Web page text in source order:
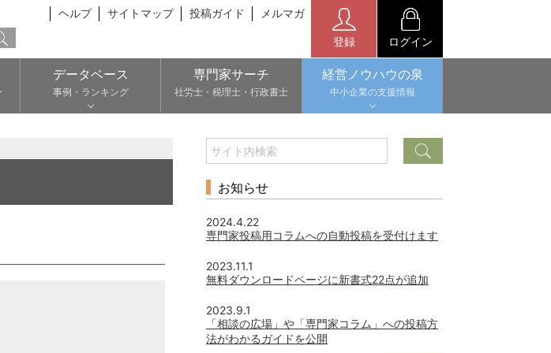
ヘルプ サイトマップ 投稿ガイド メルマガ
登録 ログイン
データベース
事例・ランキング
専門家サーチ
社労士・税理士・行政書士
経営ノウハウの泉
中小企業の支援情報
お知らせ
2024.4.22
専門家投稿用コラムへの自動投稿を受付けます
2023.11.1
無料ダウンロードページに新書式22点が追加
2023.9.1
「相談の広場」や「専門家コラム」への投稿方
法がわかるガイドを公開